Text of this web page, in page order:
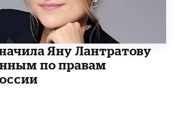
Яну Лантратову
по правам